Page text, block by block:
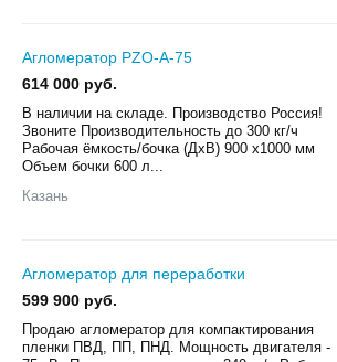
Агломератор PZO-A-75
614 000 руб.
В наличии на складе. Производство Россия!
Звоните Производительность до 300 кг/ч
Рабочая ёмкость/бочка (ДхВ) 900 x1000 мм
Объем бочки 600 л...
Казань
Агломератор для переработки
599 900 руб.
Продаю агломератор для компактирования
пленки ПВД, ПП, ПНД. Мощность двигателя -